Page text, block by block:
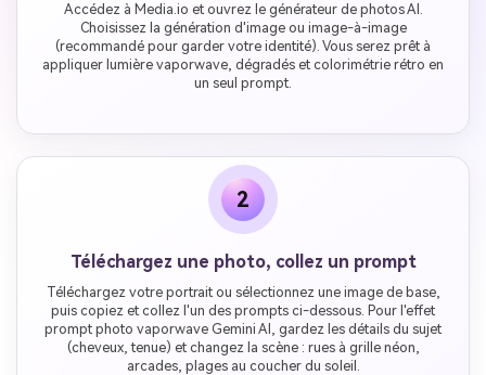
Accédez à Media.io et ouvrez le générateur de photos AI.
Choisissez la génération d'image ou image-à-image
(recommandé pour garder votre identité). Vous serez prêt à
appliquer lumière vaporwave, dégradés et colorimétrie rétro en
un seul prompt.
2
Téléchargez une photo, collez un prompt
Téléchargez votre portrait ou sélectionnez une image de base,
puis copiez et collez l'un des prompts ci-dessous. Pour l'effet
prompt photo vaporwave Gemini AI, gardez les détails du sujet
(cheveux, tenue) et changez la scène : rues à grille néon,
arcades, plages au coucher du soleil.